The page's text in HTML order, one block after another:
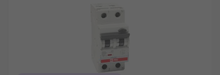
ampia compatibilità con altri dispositivi di
interruttori magnetotermici
interruttori differenziali puri rccb
interruttori automatici elettronici